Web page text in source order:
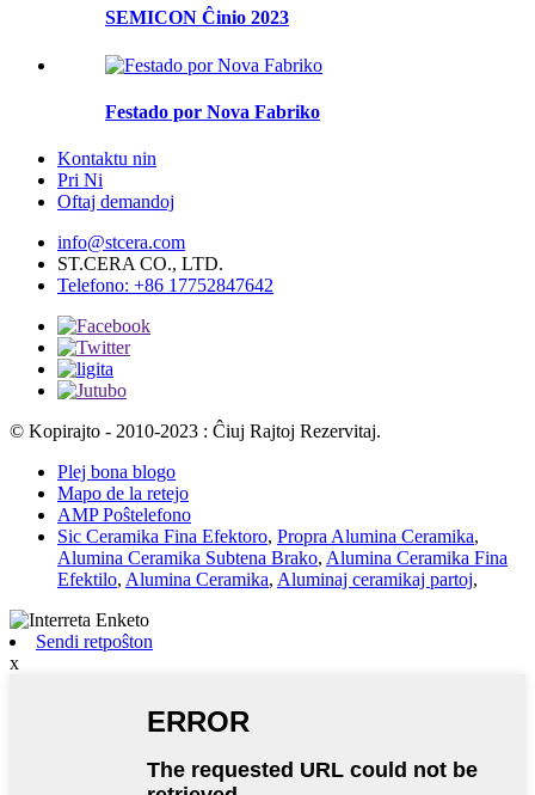
SEMICON Ĉinio 2023
Festado por Nova Fabriko
Kontaktu nin
Pri Ni
Oftaj demandoj
info@stcera.com
ST.CERA CO., LTD.
Telefono: +86 17752847642
© Kopirajto - 2010-2023 : Ĉiuj Rajtoj Rezervitaj.
Plej bona blogo
Mapo de la retejo
AMP Poŝtelefono
Sic Ceramika Fina Efektoro, Propra Alumina Ceramika,
Alumina Ceramika Subtena Brako, Alumina Ceramika Fina
Efektilo, Alumina Ceramika, Aluminaj ceramikaj partoj,
Sendi retpoŝton
x